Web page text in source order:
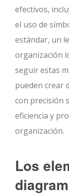
efectivos,
el uso de
estándar, un
organización
seguir estas
pueden crear
con precisión
eficiencia y
organización.
Los